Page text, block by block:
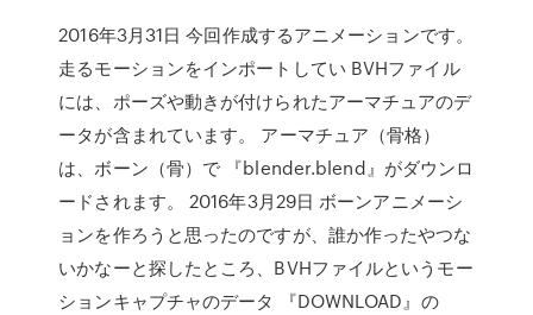
2016年3月31日 今回作成するアニメーションです。
走るモーションをインポートしてい BVHファイル
には、ポーズや動きが付けられたアーマチュアのデ
ータが含まれています。 アーマチュア（骨格）
は、ボーン（骨）で 『blender.blend』がダウンロ
ードされます。 2016年3月29日 ボーンアニメーシ
ョンを作ろうと思ったのですが、誰か作ったやつな
いかなーと探したところ、BVHファイルというモー
ションキャプチャのデータ 『DOWNLOAD』の